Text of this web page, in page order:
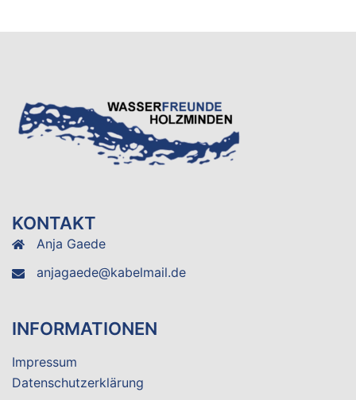
KONTAKT
Anja Gaede
anjagaede@kabelmail.de
INFORMATIONEN
Impressum
Datenschutzerklärung